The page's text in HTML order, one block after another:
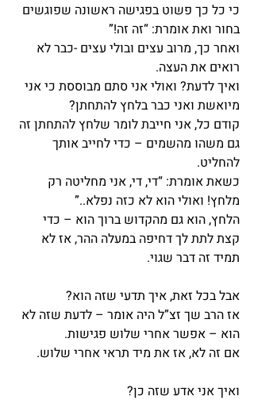
כי כל כך פשוט בפגישה ראשונה שפוגשים
בחור ואת אומרת: “זה זה!”
ואחר כך, מרוב עצים ובולי עצים -כבר לא
רואים את העצה.
ואיך לדעת? ואולי אני סתם מבוססת כי אני
מיואשת ואני כבר בלחץ להתחתן?
קודם כל, אני חייבת לומר שלחץ להתחתן זה
גם משהו מהשמים – כדי לחייב אותך
להחליט.
כשאת אומרת: “די, די, אני מחליטה רק
מלחץ! ואולי הוא לא כזה נפלא..”
הלחץ, הוא גם מהקדוש ברוך הוא – כדי
קצת לתת לך דחיפה במעלה ההר, אז לא
תמיד זה דבר שגוי.
אבל בכל זאת, איך תדעי שזה הוא?
אז הרב שך זצ”ל היה אומר – לדעת שזה לא
הוא – אפשר אחרי שלוש פגישות.
אם זה לא, אז את מיד תראי אחרי שלוש.
ואיך אני אדע שזה כן?